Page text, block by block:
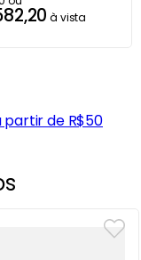
,20 à vista